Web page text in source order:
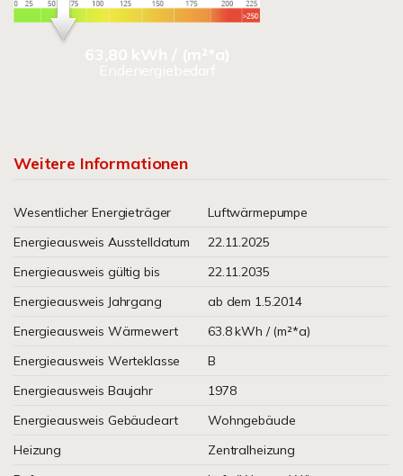
63,80 kWh / (m²*a)
Endenergiebedarf
Weitere Informationen
Wesentlicher Energieträger
Luftwärmepumpe
Energieausweis Ausstelldatum
22.11.2025
Energieausweis gültig bis
22.11.2035
Energieausweis Jahrgang
ab dem 1.5.2014
Energieausweis Wärmewert
63.8 kWh / (m²*a)
Energieausweis Werteklasse
B
Energieausweis Baujahr
1978
Energieausweis Gebäudeart
Wohngebäude
Heizung
Zentralheizung